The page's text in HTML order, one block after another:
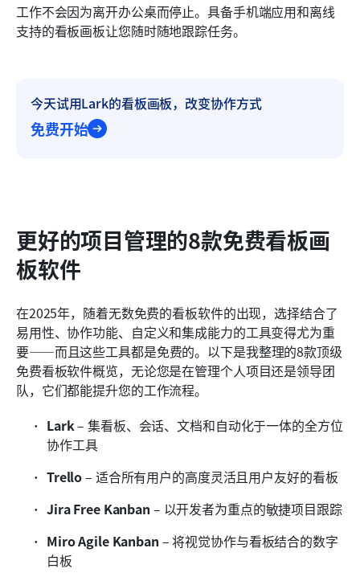
工作不会因为离开办公桌而停止。具备手机端应用和离线
支持的看板画板让您随时随地跟踪任务。
今天试用Lark的看板画板，改变协作方式
免费开始
更好的项目管理的8款免费看板画
板软件
在2025年，随着无数免费的看板软件的出现，选择结合了
易用性、协作功能、自定义和集成能力的工具变得尤为重
要——而且这些工具都是免费的。以下是我整理的8款顶级
免费看板软件概览，无论您是在管理个人项目还是领导团
队，它们都能提升您的工作流程。
Lark – 集看板、会话、文档和自动化于一体的全方位
协作工具
Trello – 适合所有用户的高度灵活且用户友好的看板
Jira Free Kanban – 以开发者为重点的敏捷项目跟踪
Miro Agile Kanban – 将视觉协作与看板结合的数字
白板